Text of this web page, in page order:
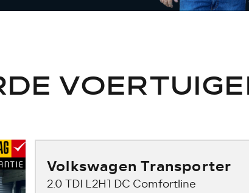
Volkswagen Transporter
2.0 TDI L2H1 DC Comfortline